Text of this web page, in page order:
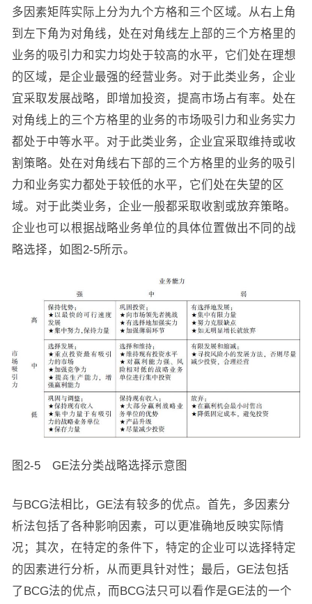
多因素矩阵实际上分为九个方格和三个区域。从右上角
到左下角为对角线，处在对角线左上部的三个方格里的
业务的吸引力和实力均处于较高的水平，它们处在理想
的区域，是企业最强的经营业务。对于此类业务，企业
宜采取发展战略，即增加投资，提高市场占有率。处在
对角线上的三个方格里的业务的市场吸引力和业务实力
都处于中等水平。对于此类业务，企业宜采取维持或收
割策略。处在对角线右下部的三个方格里的业务的吸引
力和业务实力都处于较低的水平，它们处在失望的区
域。对于此类业务，企业一般都采取收割或放弃策略。
企业也可以根据战略业务单位的具体位置做出不同的战
略选择，如图2-5所示。
图2-5 GE法分类战略选择示意图
与BCG法相比，GE法有较多的优点。首先，多因素分
析法包括了各种影响因素，可以更准确地反映实际情
况；其次，在特定的条件下，特定的企业可以选择特定
的因素进行分析，从而更具针对性；最后，GE法包括
了BCG法的优点，而BCG法只可以看作是GE法的一个